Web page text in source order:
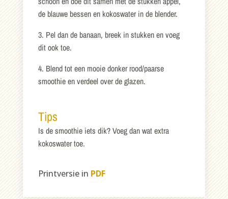
de blauwe bessen en kokoswater in de blender.
3. Pel dan de banaan, breek in stukken en voeg
dit ook toe.
4. Blend tot een mooie donker rood/paarse
smoothie en verdeel over de glazen.
Tips
Is de smoothie iets dik? Voeg dan wat extra
kokoswater toe.
Printversie in PDF